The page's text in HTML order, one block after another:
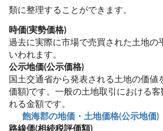
類に整理することができます。
時価(実勢価格)
過去に実際に市場で売買された土地の
いわれます。
公示地価(公示価格)
国土交通省から発表される土地の価値
価額)です。一般の土地取引における
れる金額です。
飽海郡の地価・土地価格(公示地価)
路線価(相続税評価額)